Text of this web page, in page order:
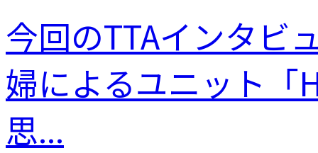
今回のTTAインタビ
婦によるユニット
思...